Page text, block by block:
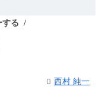
する
西村 純一